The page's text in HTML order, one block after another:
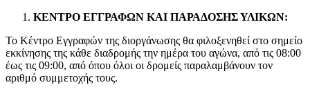
ΚΕΝΤΡΟ ΕΓΓΡΑΦΩΝ ΚΑΙ ΠΑΡΑΔΟΣΗΣ ΥΛΙΚΩΝ:
Το Κέντρο Εγγραφών της διοργάνωσης θα φιλοξενηθεί στο σημείο
εκκίνησης της κάθε διαδρομής την ημέρα του αγώνα, από τις 08:00
έως τις 09:00, από όπου όλοι οι δρομείς παραλαμβάνουν τον
αριθμό συμμετοχής τους.